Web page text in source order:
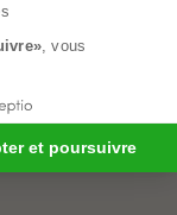
, vous
et poursuivre